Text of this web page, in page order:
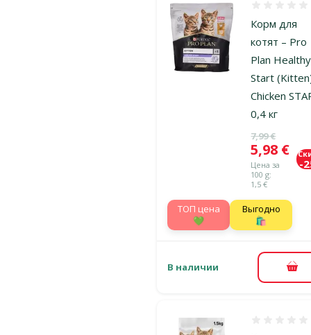
Корм для
котят – Pro
Plan Healthy
Start
Chicken
0,4 кг
Исходная
7,99 €
Цена
5,98 €
Цена за
100 g:
1,5 €
-
TOП цена
💚
Выгодно
🛍️
В наличии В